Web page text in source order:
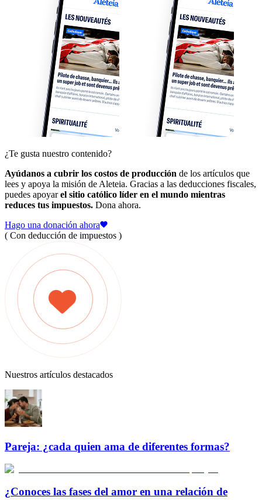
¿Te gusta nuestro contenido?
Ayúdanos a cubrir los costos de producción de los artículos que
lees y apoya la misión de Aleteia. Gracias a las deducciones fiscales,
puedes apoyarel sitio católico líder en el mundo mientras
reduces tus impuestos. Dona ahora.
Hago una donación ahora
( Con deducción de impuestos )
Nuestros artículos destacados
Pareja: ¿cada quien ama de diferentes formas?
¿Conoces las fases del amor en una relación de